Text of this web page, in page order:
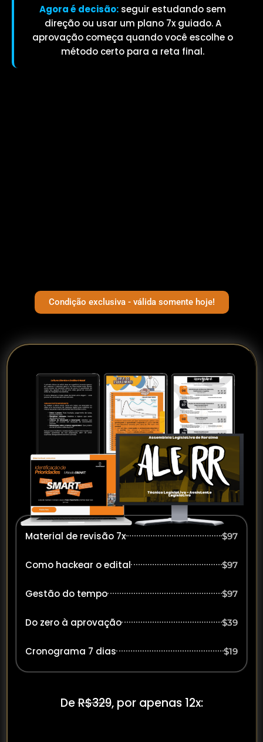
Agora é decisão: seguir estudando sem
direção ou usar um plano 7x guiado. A
aprovação começa quando você escolhe o
método certo para a reta final.
Condição exclusiva - válida somente hoje!
Material de revisão 7x $97
Como hackear o edital $97
Gestão do tempo $97
Do zero à aprovação $39
Cronograma 7 dias $19
DeR$329, por apenas 12x: